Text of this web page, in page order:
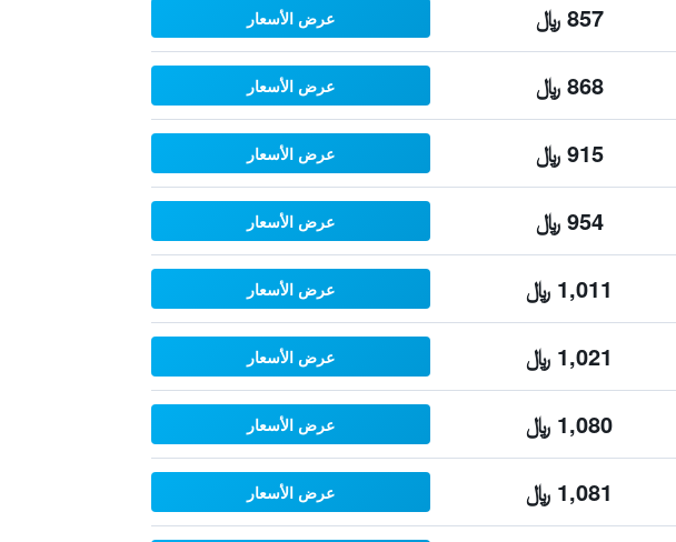
857 ﷼ عرض الأسعار
868 ﷼ عرض الأسعار
915 ﷼ عرض الأسعار
954 ﷼ عرض الأسعار
1,011 ﷼ عرض الأسعار
1,021 ﷼ عرض الأسعار
1,080 ﷼ عرض الأسعار
1,081 ﷼ عرض الأسعار